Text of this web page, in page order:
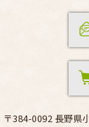
〒384-0092 長野県